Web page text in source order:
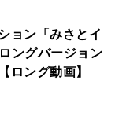
ョン「みさとイ
ングバージョン
ロング動画】